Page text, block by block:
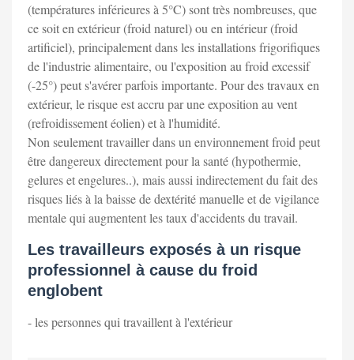
(températures inférieures à 5°C) sont très nombreuses, que
ce soit en extérieur (froid naturel) ou en intérieur (froid
artificiel), principalement dans les installations frigorifiques
de l'industrie alimentaire, ou l'exposition au froid excessif
(-25°) peut s'avérer parfois importante. Pour des travaux en
extérieur, le risque est accru par une exposition au vent
(refroidissement éolien) et à l'humidité.
Non seulement travailler dans un environnement froid peut
être dangereux directement pour la santé (hypothermie,
gelures et engelures..), mais aussi indirectement du fait des
risques liés à la baisse de dextérité manuelle et de vigilance
mentale qui augmentent les taux d'accidents du travail.
Les travailleurs exposés à un risque
professionnel à cause du froid
englobent
- les personnes qui travaillent à l'extérieur